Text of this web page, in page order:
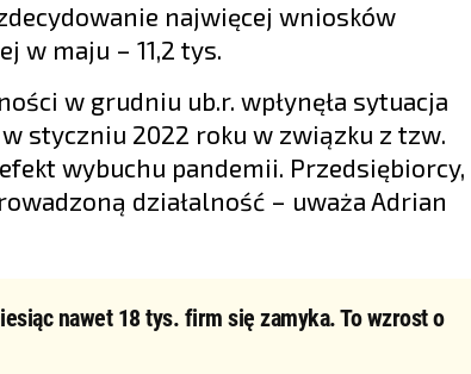
najwięcej wniosków
w maju – 11,2 tys.
w grudniu ub.r. wpłynęła sytuacja
styczniu 2022 roku w związku z tzw.
wybuchu pandemii. Przedsiębiorcy,
działalność – uważa Adrian
nawet 18 tys. firm się zamyka. To wzrost o